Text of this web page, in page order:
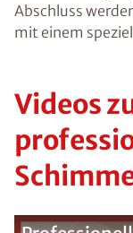
Abschluss
mit einem
Videos